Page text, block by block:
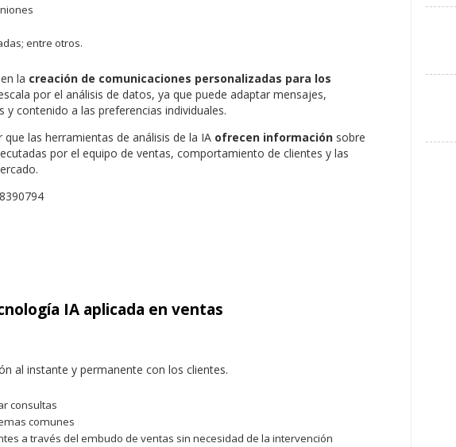
entre otros.
la creación de comunicaciones personalizadas para los
por el análisis de datos, ya que puede adaptar mensajes,
y contenido a las preferencias individuales.
que las herramientas de análisis de la IA ofrecen información sobre
por el equipo de ventas, comportamiento de clientes y las
IA aplicada en ventas
al instante y permanente con los clientes.
consultas
comunes
a través del embudo de ventas sin necesidad de la intervención